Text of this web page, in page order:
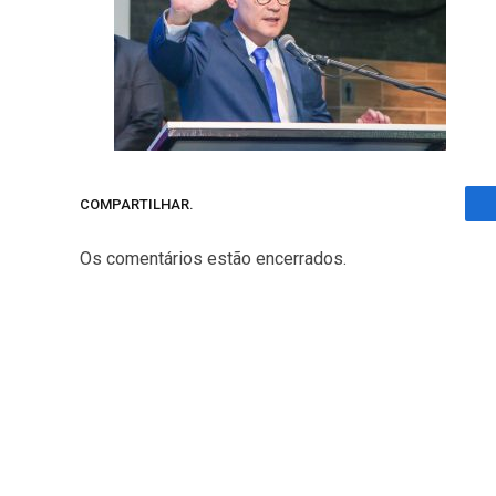
COMPARTILHAR.
Os comentários estão encerrados.